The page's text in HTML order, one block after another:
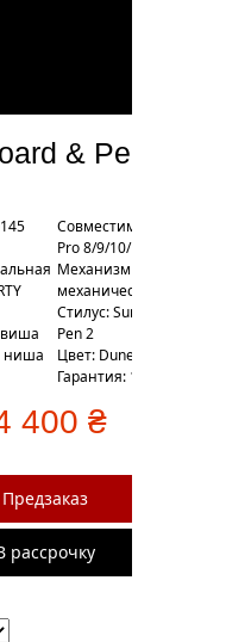
& Pen 2
Совместимость: Surface
Pro 8/9/10/11
Механизм клавиш:
механические
Стилус: Surface Slim
Pen 2
ниша
Цвет: Dune
Гарантия: 12 месяцев
400 ₴
рассрочку